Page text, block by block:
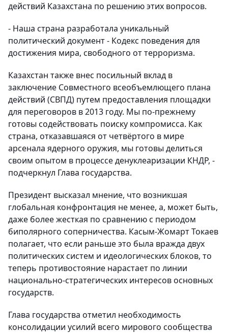
действий Казахстана по решению этих вопросов.
- Наша страна разработала уникальный
политический документ - Кодекс поведения для
достижения мира, свободного от терроризма.
Казахстан также внес посильный вклад в
заключение Совместного всеобъемлющего плана
действий (СВПД) путем предоставления площадки
для переговоров в 2013 году. Мы по-прежнему
готовы содействовать поиску компромисса. Как
страна, отказавшаяся от четвёртого в мире
арсенала ядерного оружия, мы готовы делиться
своим опытом в процессе денуклеаризации КНДР, -
подчеркнул Глава государства.
Президент высказал мнение, что возникшая
глобальная конфронтация не менее, а, может быть,
даже более жесткая по сравнению с периодом
биполярного соперничества. Касым-Жомарт Токаев
полагает, что если раньше это была вражда двух
политических систем и идеологических блоков, то
теперь противостояние нарастает по линии
национально-стратегических интересов основных
государств.
Глава государства отметил необходимость
консолидации усилий всего мирового сообщества